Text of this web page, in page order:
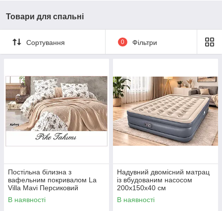
Товари для спальні
Сортування 0 Фільтри
Постільна білизна з
вафельним покривалом La
Villa Mavi Персиковий
В наявності
Надувний двомісний матрац
із вбудованим насосом
200x150x40 см
В наявності